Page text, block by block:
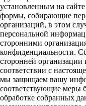
установленным на
формы, собирающие
организаций, в этом
персональной
сторонними
конфиденциальности.
сторонней
соответствии с
мы защищаем вашу
соответствующие меры
обработке собранных